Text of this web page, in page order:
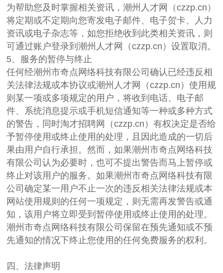
为帮助您及时掌握相关资讯，潮州人才网（czzp.cn）
将定期或不定期向您寄发电子邮件、电子贺卡、人力
资讯或电子杂志等，如您拒绝收到此类相关资讯，则
可通过账户登录到潮州人才网（czzp.cn）设置取消。
5、服务的暂停与终止
任何经潮州市奇点网络科技有限公司确认已经违反相
关法律法规或本协议或潮州人才网（czzp.cn）使用规
则某一项或多项规定的用户，将收到电话、电子邮
件、系统消息提示或手机短信通知等一种或多种方式
的警告，同时淘才招聘网（czzp.cn）有权决定是否给
予暂停使用或终止使用的处理，且因此造成的一切后
果由用户自行承担。然而，如果潮州市奇点网络科技
有限公司认为必要时，也可不提出警告而马上暂停或
终止对该用户的服务。如果潮州市奇点网络科技有限
公司确定某一用户不止一次的违反相关法律法规或本
网站使用规则的任何一项规定，则无需再发警告或通
知，该用户将立即受到暂停使用或终止使用的处理。
潮州市奇点网络科技有限公司保留在预先通知或不预
先通知的情况下终止您使用的任何免费服务的权利。
四、法律声明